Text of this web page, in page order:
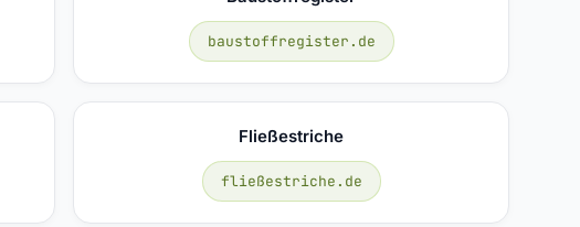
baustoffregister.de
Fließestriche
fließestriche.de